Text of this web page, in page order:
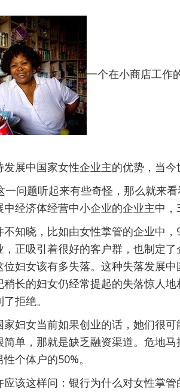
一个在小商店工作
展中国家女性企业主的优势，当今
一问题听起来有些奇怪，那么就来
经济体经营中小企业的企业主中，
知晓，比如由女性掌管的企业中
正吸引着很好的客户群，也制定
妇女该有多失落。这种失落发展
长的妇女仍经常提起的失落惊人
拒绝。
妇女当前如果创业的话，她们很
单，那就是缺乏融资渠道。危地
个体户的50%。
该这样问：银行为什么对女性掌